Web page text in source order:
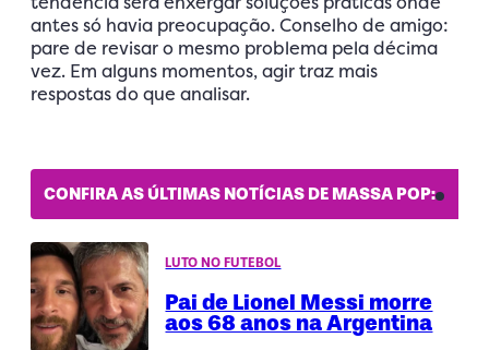
antes só havia preocupação. Conselho de amigo:
pare de revisar o mesmo problema pela décima
vez. Em alguns momentos, agir traz mais
respostas do que analisar.
CONFIRA AS ÚLTIMAS NOTÍCIAS DE MASSA POP:
LUTO NO FUTEBOL
Pai de Lionel Messi morre
aos 68 anos na Argentina